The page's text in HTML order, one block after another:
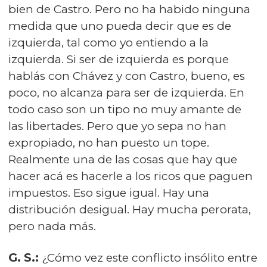
bien de Castro. Pero no ha habido ninguna
medida que uno pueda decir que es de
izquierda, tal como yo entiendo a la
izquierda. Si ser de izquierda es porque
hablás con Chávez y con Castro, bueno, es
poco, no alcanza para ser de izquierda. En
todo caso son un tipo no muy amante de
las libertades. Pero que yo sepa no han
expropiado, no han puesto un tope.
Realmente una de las cosas que hay que
hacer acá es hacerle a los ricos que paguen
impuestos. Eso sigue igual. Hay una
distribución desigual. Hay mucha perorata,
pero nada más.
G. S.: ¿Cómo vez este conflicto insólito entre